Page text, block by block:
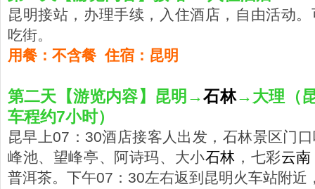
昆明接站，办理手续，入住酒店，自由活动
吃街。
用餐：不含餐 住宿：昆明
第二天【游览内容】昆明→石林→大理（
车程约7小时）
昆早上07：30酒店接客人出发，石林景区门
峰池、望峰亭、阿诗玛、大小石林 ，七彩云南
普洱茶。下午07：30左右返到昆明火车站附近